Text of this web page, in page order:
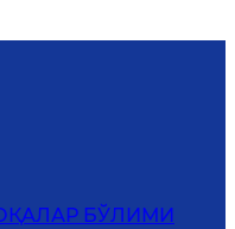
БЎЛИМИ